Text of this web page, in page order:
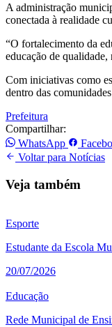
A administração
conectada à realidade
“O fortalecimento da
educação de
Com iniciativas como
dentro das
Prefeitura
Compartilhar:
WhatsApp
Voltar para Notícias
Veja também
Esporte
Estudante da Escola
20/07/2026
Educação
Rede Municipal de